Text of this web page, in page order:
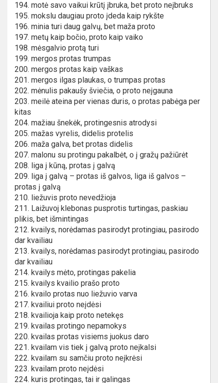
194. motė savo vaikui krūtį įbruka, bet proto neįbruks
195. mokslu daugiau proto įdeda kaip rykšte
196. minia turi daug galvų, bet maža proto
197. metų kaip bočio, proto kaip vaiko
198. mėsgalvio protą turi
199. mergos protas trumpas
200. mergos protas kaip vaškas
201. mergos ilgas plaukas, o trumpas protas
202. mėnulis pakaušy šviečia, o proto neįgauna
203. meilė ateina per vienas duris, o protas pabėga per
kitas
204. mažiau šnekėk, protingesnis atrodysi
205. mažas vyrelis, didelis protelis
206. maža galva, bet protas didelis
207. malonu su protingu pakalbėt, o į gražų pažiūrėt
208. liga į kūną, protas į galvą
209. liga į galvą – protas iš galvos, liga iš galvos –
protas į galvą
210. liežuvis proto nevedžioja
211. Laižuvoj klebonas pusprotis turtingas, paskiau
plikis, bet išmintingas
212. kvailys, norėdamas pasirodyt protingiau, pasirodo
dar kvailiau
213. kvailys, norėdamas pasirodyt protingiau, pasirodo
dar kvailiau
214. kvailys mėto, protingas pakelia
215. kvailys kvailio prašo proto
216. kvailo protas nuo liežuvio varva
217. kvailiui proto neįdėsi
218. kvailioja kaip proto netekęs
219. kvailas protingo nepamokys
220. kvailas protas visiems juokus daro
221. kvailam vis tiek į galvą proto neįkalsi
222. kvailam su samčiu proto neįkrėsi
223. kvailam proto neįdėsi
224. kuris protingas, tai ir galingas